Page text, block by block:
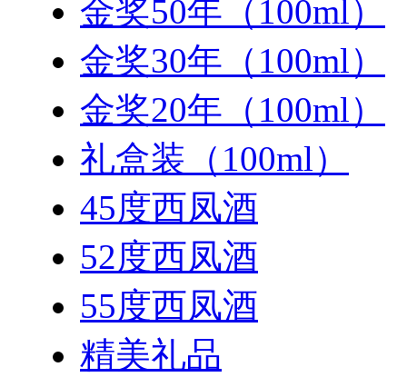
金奖50年（100ml）
金奖30年（100ml）
金奖20年（100ml）
礼盒装（100ml）
45度西凤酒
52度西凤酒
55度西凤酒
精美礼品